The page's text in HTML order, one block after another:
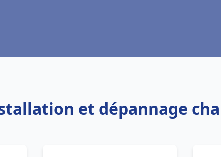
et dépannage